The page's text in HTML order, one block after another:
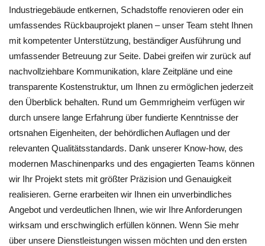
Industriegebäude entkernen, Schadstoffe renovieren oder ein
umfassendes Rückbauprojekt planen – unser Team steht Ihnen
mit kompetenter Unterstützung, beständiger Ausführung und
umfassender Betreuung zur Seite. Dabei greifen wir zurück auf
nachvollziehbare Kommunikation, klare Zeitpläne und eine
transparente Kostenstruktur, um Ihnen zu ermöglichen jederzeit
den Überblick behalten. Rund um Gemmrigheim verfügen wir
durch unsere lange Erfahrung über fundierte Kenntnisse der
ortsnahen Eigenheiten, der behördlichen Auflagen und der
relevanten Qualitätsstandards. Dank unserer Know-how, des
modernen Maschinenparks und des engagierten Teams können
wir Ihr Projekt stets mit größter Präzision und Genauigkeit
realisieren. Gerne erarbeiten wir Ihnen ein unverbindliches
Angebot und verdeutlichen Ihnen, wie wir Ihre Anforderungen
wirksam und erschwinglich erfüllen können. Wenn Sie mehr
über unsere Dienstleistungen wissen möchten und den ersten